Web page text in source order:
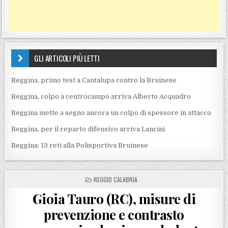
GLI ARTICOLI PIÙ LETTI
Reggina, primo test a Cantalupa contro la Bruinese
Reggina, colpo a centrocampo arriva Alberto Acquadro
Reggina mette a segno ancora un colpo di spessore in attacco
Reggina, per il reparto difensivo arriva Lancini
Reggina: 13 reti alla Polisportiva Bruinese
POSTED IN
REGGIO CALABRIA
Gioia Tauro (RC), misure di
prevenzione e contrasto